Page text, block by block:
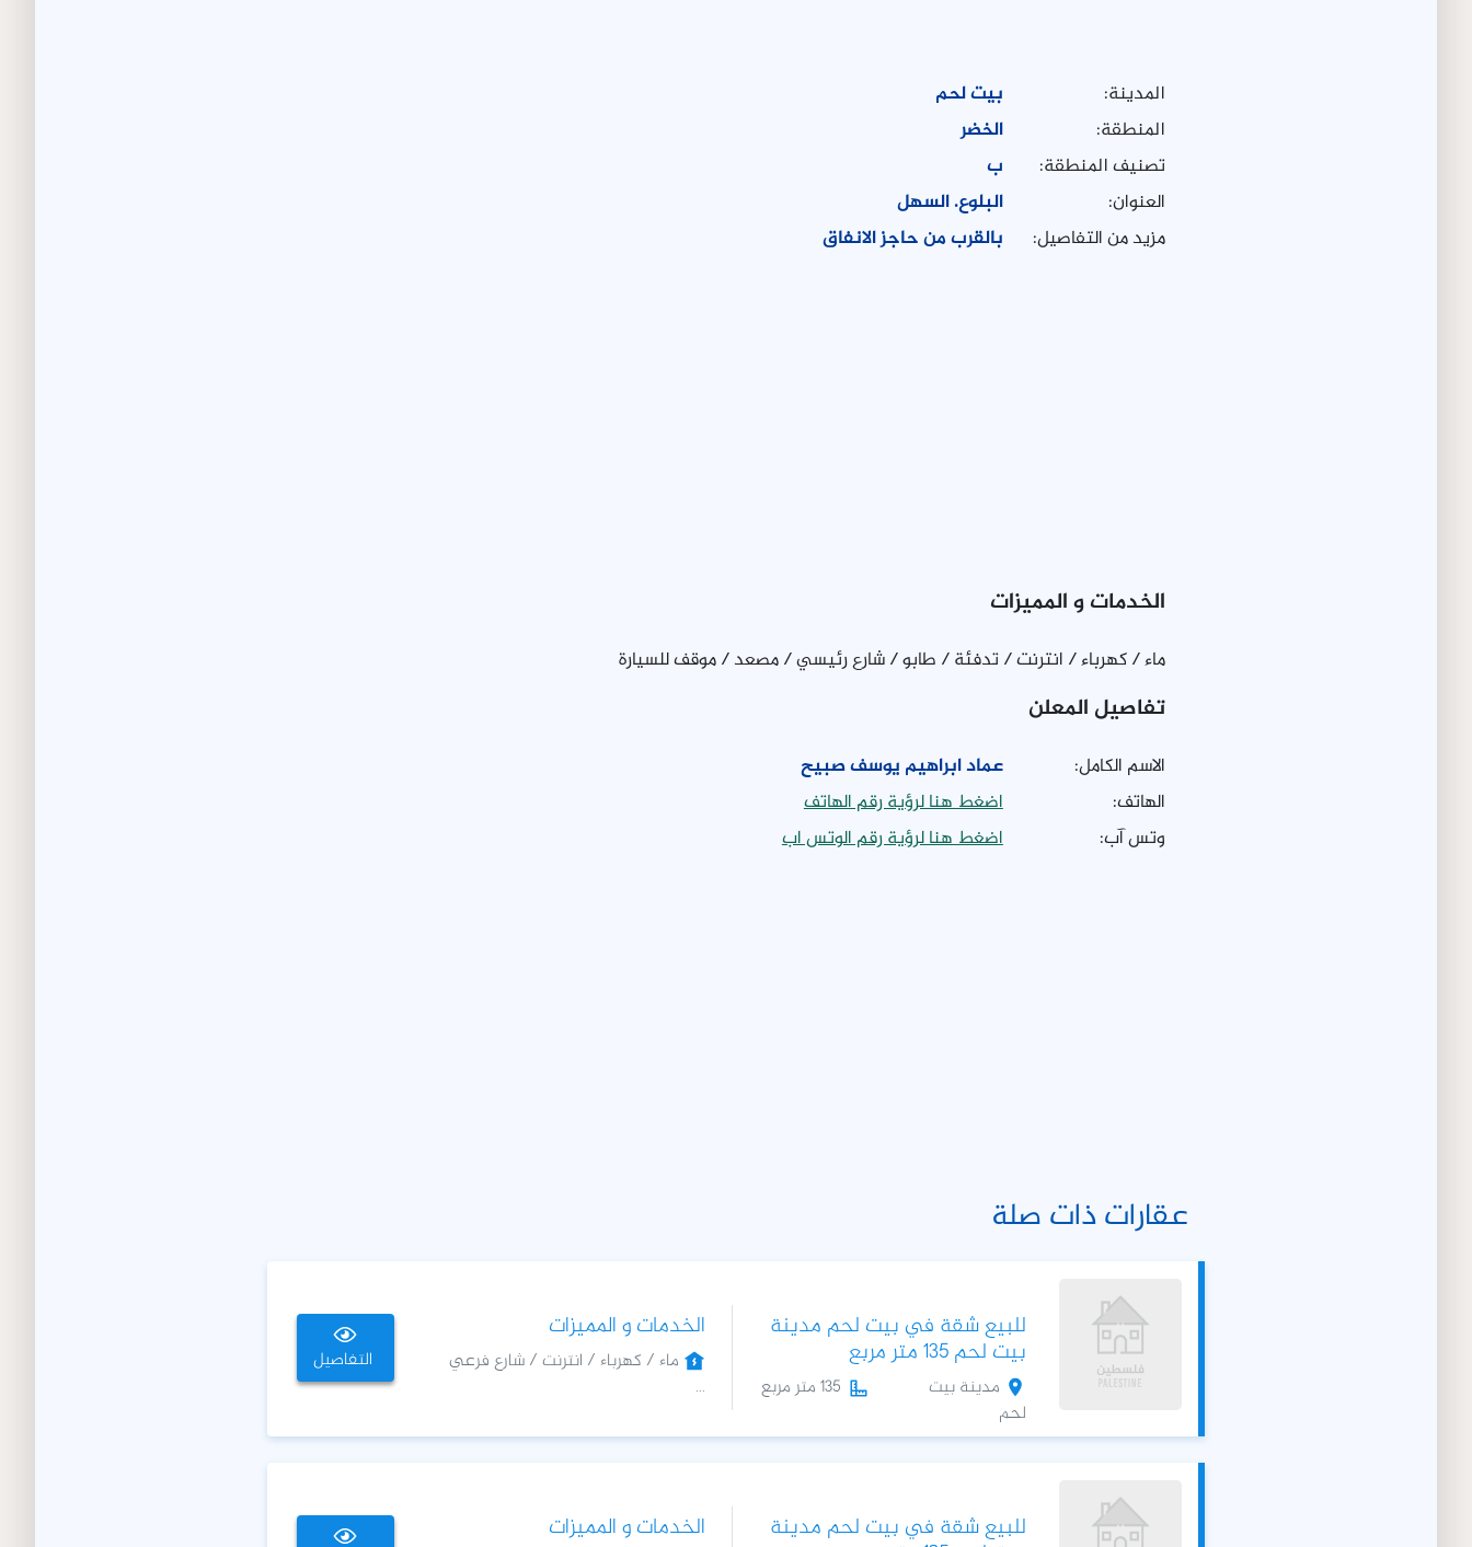
المدينة:
بيت لحم
المنطقة:
الخضر
تصنيف المنطقة:
ب
العنوان:
البلوع. السهل
مزيد من التفاصيل:
بالقرب من حاجز الانفاق
الخدمات و المميزات
ماء / كهرباء / انترنت / تدفئة / طابو / شارع رئيسي / مصعد / موقف للسيارة
تفاصيل المعلن
الاسم الكامل:
عماد ابراهيم يوسف صبيح
الهاتف:
اضغط هنا لرؤية رقم الهاتف
وتس آب:
اضغط هنا لرؤية رقم الوتس اب
عقارات ذات صلة
للبيع شقة في بيت لحم مدينة
بيت لحم 135 متر مربع
مدينة بيت
لحم
135 متر مربع
الخدمات و المميزات
ماء / كهرباء / انترنت / شارع فرعي
...
التفاصيل
للبيع شقة في بيت لحم مدينة الخدمات و المميزات